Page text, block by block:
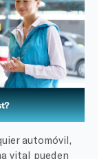
automóvil,
vital pueden